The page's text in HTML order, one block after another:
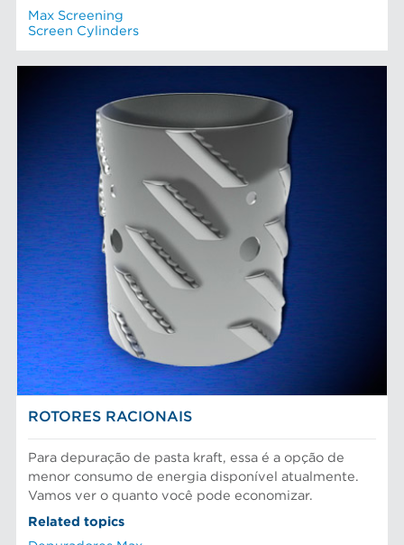
Max Screening
Screen Cylinders
ROTORES RACIONAIS
Para depuração de pasta kraft, essa é a opção de
menor consumo de energia disponível atualmente.
Vamos ver o quanto você pode economizar.
Related topics